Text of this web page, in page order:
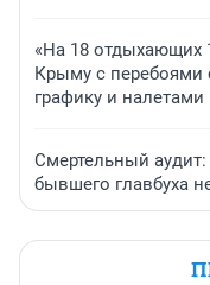
«На 18 отдыхающих
Крыму с перебоями
графику и
Смертельный аудит:
бывшего главбуха